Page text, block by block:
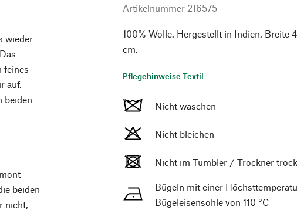
wieder
feines
auf.
beiden
beiden
nicht,
Artikelnummer 216575
100% Wolle. Hergestellt in Indien. Breite
cm.
Pflegehinweise Textil
Nicht waschen
Nicht bleichen
Nicht im Tumbler / Trockner
Bügeln mit einer
Bügeleisensohle von 110 °C